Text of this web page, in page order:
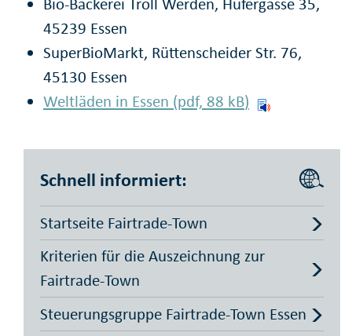
45239 Essen
SuperBioMarkt, Rüttenscheider Str. 76,
45130 Essen
Weltläden in Essen (pdf, 88 kB)
Schnell informiert:
Startseite Fairtrade-Town
Kriterien für die Auszeichnung zur
Fairtrade-Town
Steuerungsgruppe Fairtrade-Town Essen